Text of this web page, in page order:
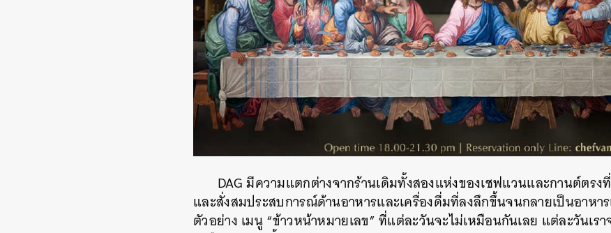
DAG มีความแตกต่างจากร้านเดิมทั้งสองแห่งของเชฟแวนและกานต์ตร
และสั่งสมประสบการณ์ด้านอาหารและเครื่องดื่มที่ลงลึกขึ้นจนกลายเป็นอาหา
ตัวอย่าง เมนู “ข้าวหน้าหมายเลข” ที่แต่ละวันจะไม่เหมือนกันเลย แต่ละวันเรา